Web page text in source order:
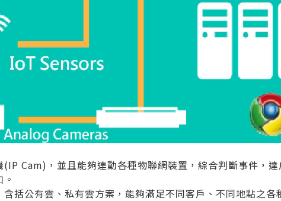
(IP Cam)，並且能夠連動各種物聯網裝置，綜合判斷事件，
括公有雲、私有雲方案，能夠滿足不同客戶、不同地點之各